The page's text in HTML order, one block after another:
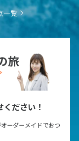
一覧
旅
ださい！
ーダーメイドでおつ